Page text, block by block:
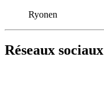
Ryonen
Réseaux sociaux